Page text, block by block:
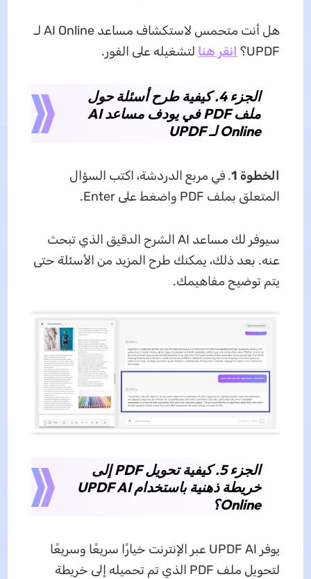
هل أنت متحمس لاستكشاف مساعد AI Online لـ
UPDF؟
انقر هنا لتشغيله على الفور.
الجزء 4. كيفية طرح أسئلة حول
ملف PDF في يودف مساعد AI
Online لـ UPDF
الخطوة 1
. في مربع الدردشة، اكتب السؤال
المتعلق بملف PDF واضغط على Enter.
سيوفر لك مساعد AI الشرح الدقيق الذي تبحث
عنه. بعد ذلك، يمكنك طرح المزيد من الأسئلة حتى
يتم توضيح مفاهيمك.
الجزء 5. كيفية تحويل PDF إلى
خريطة ذهنية باستخدام UPDF AI
Online؟
يوفر UPDF AI عبر الإنترنت خيارًا سريعًا وسريعًا
لتحويل ملف PDF الذي تم تحميله إلى خريطة